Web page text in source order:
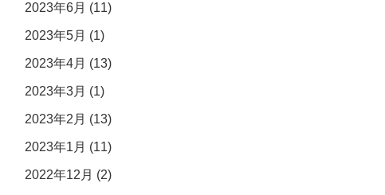
2023年6月 (11)
2023年5月 (1)
2023年4月 (13)
2023年3月 (1)
2023年2月 (13)
2023年1月 (11)
2022年12月 (2)